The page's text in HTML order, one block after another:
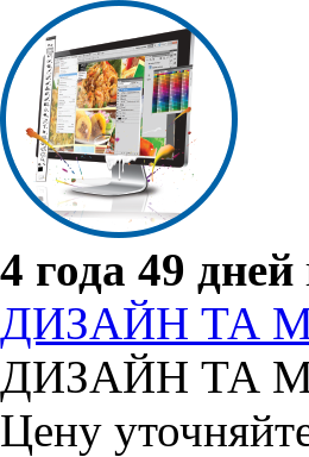
4 года 49 дней
ДИЗАЙН ТА
ДИЗАЙН ТА
Цену